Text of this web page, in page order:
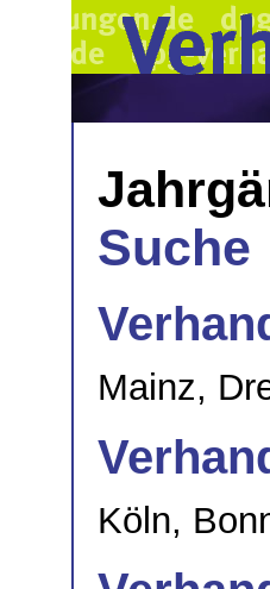
Suche
Mainz,
Köln,